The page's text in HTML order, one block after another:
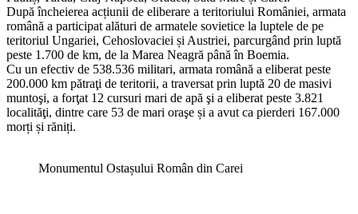
După încheierea acțiunii de eliberare a teritoriului României, armata
română a participat alături de armatele sovietice la luptele de pe
teritoriul Ungariei, Cehoslovaciei și Austriei, parcurgând prin luptă
peste 1.700 de km, de la Marea Neagră până în Boemia.
Cu un efectiv de 538.536 militari, armata română a eliberat peste
200.000 km pătraţi de teritorii, a traversat prin luptă 20 de masivi
muntoşi, a forţat 12 cursuri mari de apă şi a eliberat peste 3.821
localităţi, dintre care 53 de mari oraşe și a avut ca pierderi 167.000
morți și răniți.
Monumentul Ostașului Român din Carei